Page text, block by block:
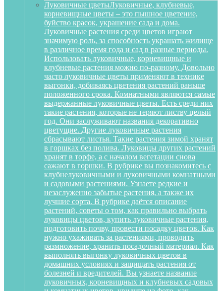
Луковичные цветыЛуковичные, клубневые,
корневищные цветы – это пышное цветение,
буйство красок, украшение сада и дома.
Луковичные растения среди цветов играют
значимую роль, за способность украшать жилище
в различное время года и сад в разные периоды.
Использовать луковичные, корневищные и
клубневые растения можно по-разному. Довольно
часто луковичные цветы применяют в технике
выгонки, добиваясь цветения растений раньше
положенного срока. Комнатными являются самые
выдержанные луковичные цветы. Есть среди них
такие растения, которые не теряют листву целый
год. Они заслуживают названия декоративно
цветущие. Другие луковичные растения
сбрасывают листья. Такие растения зимой хранят
в горшках без полива. Луковицы других растений
хранят в торфе, а с началом вегетации снова
сажают в горшки. В рубрике вы познакомитесь с
клубнелуковичными и луковичными комнатными
и садовыми растениями. Узнаете редкие и
незаслуженно забытые растения, а также их
лучшие сорта. В рубрике даётся описание
растений, советы о том, как правильно выбрать
луковицы цветов, купить луковичные растения,
подготовить почву, провести посадку цветов. Как
нужно ухаживать за растениями, проводить
размножение, хранить посадочный материал. Как
выполнять выгонку луковичных цветов в
домашних условиях и защищать растения от
болезней и вредителей. Вы узнаете название
луковичных, корневищных и клубневых садовых